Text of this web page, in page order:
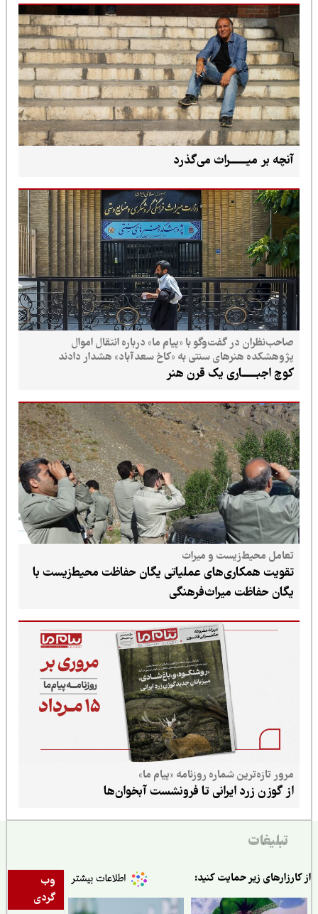
آنچه بر میــــــــراث می‌گذرد
صاحب‌نظران در گفت‌وگو با «پیام ما» درباره انتقال اموال
پژوهشکده هنرهای سنتی به «کاخ سعدآباد» هشدار دادند
کوچ اجبـــــــاری یک قرن هنر
تعامل محیط‌زیست و میراث
تقویت همکاری‌های عملیاتی یگان حفاظت محیط‌زیست با
یگان حفاظت میراث‌فرهنگی
مرور تازه‌ترین شماره روزنامه «پیام ما»
از گوزن زرد ایرانی تا فرونشست آبخوان‌ها
تبلیغات
وب
گردی
زیر حمایت کنید: